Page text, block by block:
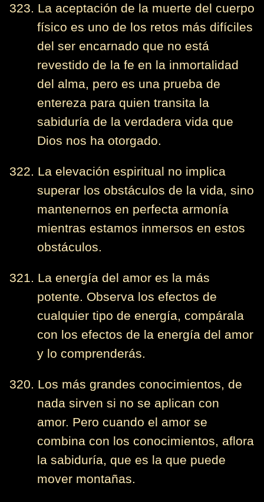
323. La aceptación de la muerte del cuerpo
físico es uno de los retos más difíciles
del ser encarnado que no está
revestido de la fe en la inmortalidad
del alma, pero es una prueba de
entereza para quien transita la
sabiduría de la verdadera vida que
Dios nos ha otorgado.
322. La elevación espiritual no implica
superar los obstáculos de la vida, sino
mantenernos en perfecta armonía
mientras estamos inmersos en estos
obstáculos.
321. La energía del amor es la más
potente. Observa los efectos de
cualquier tipo de energía, compárala
con los efectos de la energía del amor
y lo comprenderás.
320. Los más grandes conocimientos, de
nada sirven si no se aplican con
amor. Pero cuando el amor se
combina con los conocimientos, aflora
la sabiduría, que es la que puede
mover montañas.